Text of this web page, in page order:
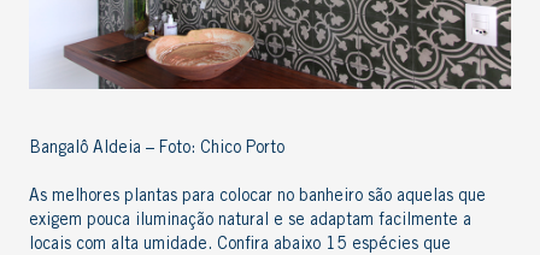
Bangalô Aldeia – Foto: Chico Porto
As melhores plantas para colocar no banheiro são aquelas que
exigem pouca iluminação natural e se adaptam facilmente a
locais com alta umidade. Confira abaixo 15 espécies que